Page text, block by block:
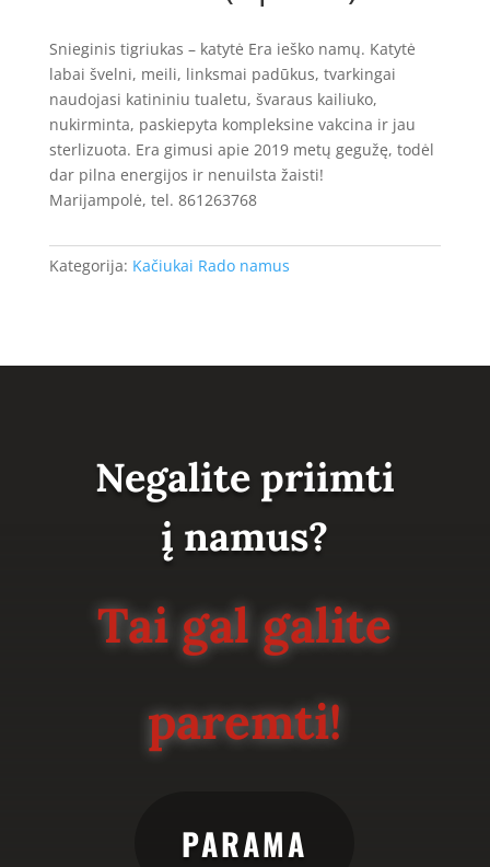
Snieginis tigriukas – katytė Era ieško namų. Katytė
labai švelni, meili, linksmai padūkus, tvarkingai
naudojasi katininiu tualetu, švaraus kailiuko,
nukirminta, paskiepyta kompleksine vakcina ir jau
sterlizuota. Era gimusi apie 2019 metų gegužę, todėl
dar pilna energijos ir nenuilsta žaisti!
Marijampolė, tel. 861263768
Kategorija: Kačiukai Rado namus
Negalite priimti
į namus?
Tai gal galite
paremti!
PARAMA